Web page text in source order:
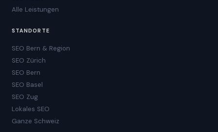
Alle Leistungen
STANDORTE
SEO Bern & Region
SEO Zürich
SEO Bern
SEO Basel
SEO Zug
Lokales SEO
Ganze Schweiz